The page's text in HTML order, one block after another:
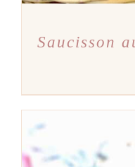
Saucisson